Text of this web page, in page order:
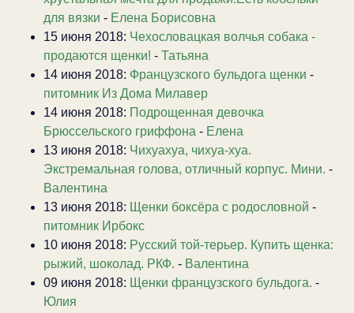
для вязки - Елена Борисовна
15 июня 2018: Чехословацкая волчья собака -
продаются щенки! - Татьяна
14 июня 2018: Французского бульдога щенки -
питомник Из Дома Милавер
14 июня 2018: Подрощенная девочка
Брюссельского гриффона - Елена
13 июня 2018: Чихуахуа, чихуа-хуа.
Экстремальная голова, отличный корпус. Мини. -
Валентина
13 июня 2018: Щенки боксёра с родословной -
питомник Ирбокс
10 июня 2018: Русский той-терьер. Купить щенка:
рыжий, шоколад. РКФ. - Валентина
09 июня 2018: Щенки французского бульдога. -
Юлия